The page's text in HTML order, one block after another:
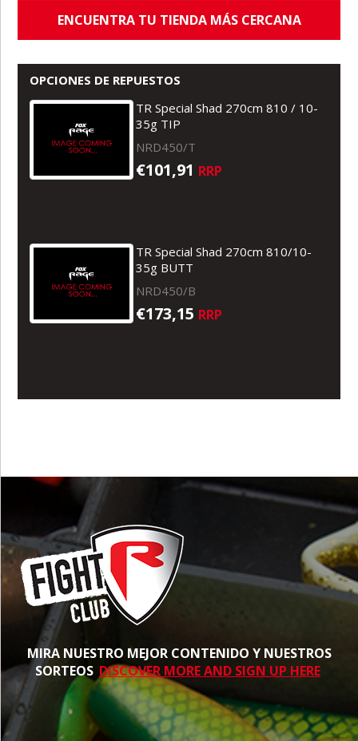
ENCUENTRA TU TIENDA MÁS CERCANA
OPCIONES DE REPUESTOS
TR Special Shad 270cm 810 / 10-
35g TIP
NRD450/T
€101,91 RRP
TR Special Shad 270cm 810/10-
35g BUTT
NRD450/B
€173,15 RRP
MIRA NUESTRO MEJOR CONTENIDO Y NUESTROS
SORTEOS DISCOVER MORE AND SIGN UP HERE